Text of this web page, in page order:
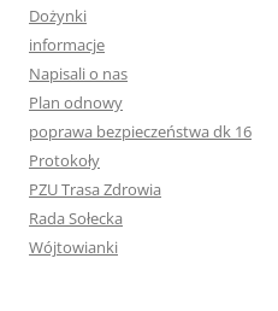
Dożynki
informacje
Napisali o nas
Plan odnowy
poprawa bezpieczeństwa dk 16
Protokoły
PZU Trasa Zdrowia
Rada Sołecka
Wójtowianki